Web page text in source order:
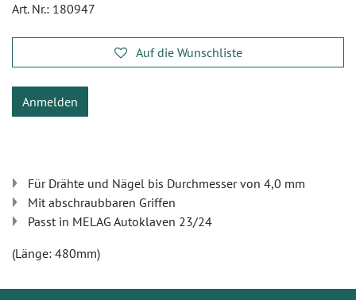
Art. Nr.: 180947
Auf die Wunschliste
Anmelden
Für Drähte und Nägel bis Durchmesser von 4,0 mm
Mit abschraubbaren Griffen
Passt in MELAG Autoklaven 23/24
(Länge: 480mm)